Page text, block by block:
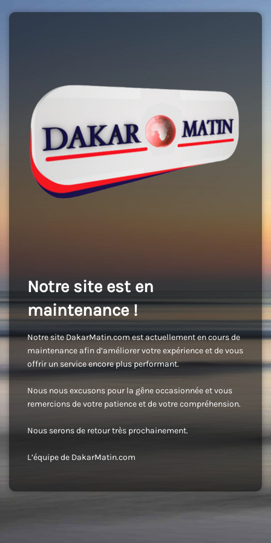
Notre site est en
maintenance !
Notre site DakarMatin.com est actuellement en cours de
maintenance afin d’améliorer votre expérience et de vous
offrir un service encore plus performant.
Nous nous excusons pour la gêne occasionnée et vous
remercions de votre patience et de votre compréhension.
Nous serons de retour très prochainement.
L’équipe de DakarMatin.com